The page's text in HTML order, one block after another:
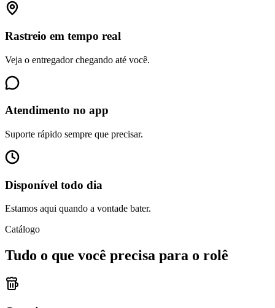
Rastreio em tempo real
Veja o entregador chegando até você.
Atendimento no app
Suporte rápido sempre que precisar.
Disponível todo dia
Estamos aqui quando a vontade bater.
Catálogo
Tudo o que você precisa para o rolê